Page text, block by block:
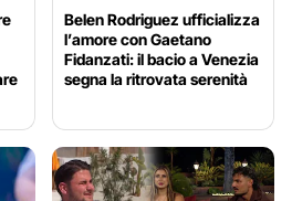
Belen Rodriguez ufficializza
l’amore con Gaetano
Fidanzati: il bacio a Venezia
segna la ritrovata serenità